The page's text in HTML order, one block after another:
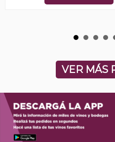
VER MÁS